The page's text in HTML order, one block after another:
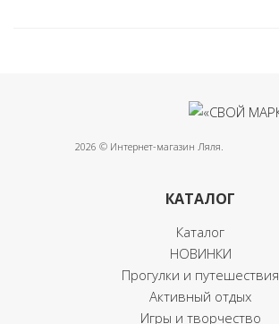
2026 © Интернет-магазин Ляля.
КАТАЛОГ
Каталог
НОВИНКИ
Прогулки и путешествия
Активный отдых
Игры и творчество